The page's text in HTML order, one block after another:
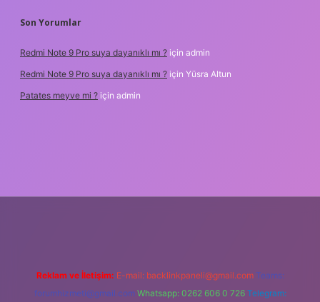
Son Yorumlar
Redmi Note 9 Pro suya dayanıklı mı ? için admin
Redmi Note 9 Pro suya dayanıklı mı ? için Yüsra Altun
Patates meyve mi ? için admin
Reklam ve İletişim: E-mail: backlinkpaneli@gmail.com Teams:
forumhizmeti@gmail.com Whatsapp: 0262 606 0 726 Telegram: